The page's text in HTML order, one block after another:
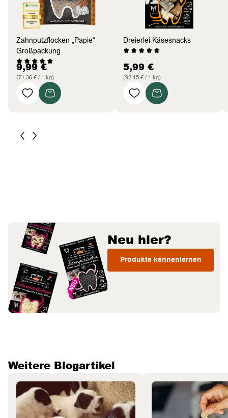
Zahnputzflocken „Papie“
Großpackung
9,99€
(71,36 € / 1 kg)
Dreierlei Käsesnacks
5,99 €
(92,15 € / 1 kg)
Neu hier?
Produkte kennenlernen
Weitere Blogartikel